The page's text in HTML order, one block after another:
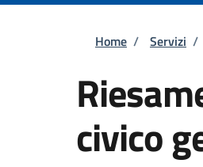
Home / Servizi /
civico